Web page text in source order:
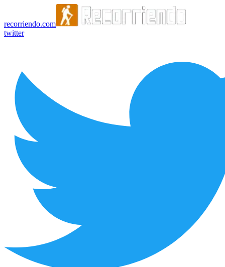
recorriendo.com
twitter